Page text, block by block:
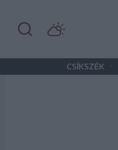
CSÍKSZÉK •